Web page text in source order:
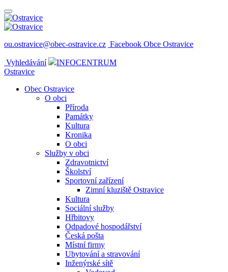
ou.ostravice@obec-ostravice.cz Facebook Obce Ostravice
Vyhledávání
INFOCENTRUM
Ostravice
Obec Ostravice
O obci
Příroda
Památky
Kultura
Kronika
O obci
Služby v obci
Zdravotnictví
Školství
Sportovní zařízení
Zimní kluziště Ostravice
Kultura
Sociální služby
Hřbitovy
Odpadové hospodářství
Česká pošta
Místní firmy
Ubytování a stravování
Inženýrské sítě